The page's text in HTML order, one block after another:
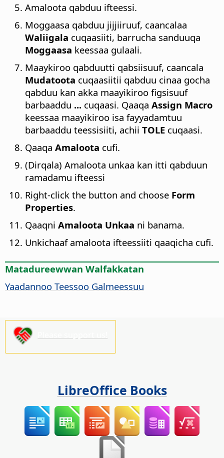
Amaloota qabduu ifteessi.
Moggaasa qabduu jijjiiruuf, caancalaa
Waliigala cuqaasiiti, barrucha sanduuqa
Moggaasa keessaa gulaali.
Maaykiroo qabduutti qabsiisuuf, caancala
Mudatoota cuqaasiitii qabduu cinaa gocha
qabduu kan akka maayikiroo figsisuuf
barbaaddu ... cuqaasi. Qaaqa Assign Macro
keessaa maayikiroo isa fayyadamtuu
barbaaddu teessisiiti, achii TOLE cuqaasi.
Qaaqa Amaloota cufi.
(Dirqala) Amaloota unkaa kan itti qabduun
ramadamu ifteessi
Right-click the button and choose Form
Properties.
Qaaqni Amaloota Unkaa ni banama.
Unkichaaf amaloota ifteessiiti qaaqicha cufi.
Matadureewwan Walfakkatan
Yaadannoo Teessoo Galmeessuu
LibreOffice Books